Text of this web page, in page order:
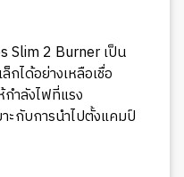
Slim 2 Burner เป็น
กได้อย่างเหลือเชื่อ
กำลังไฟที่แรง
ะกับการนำไปตั้งแคมป์